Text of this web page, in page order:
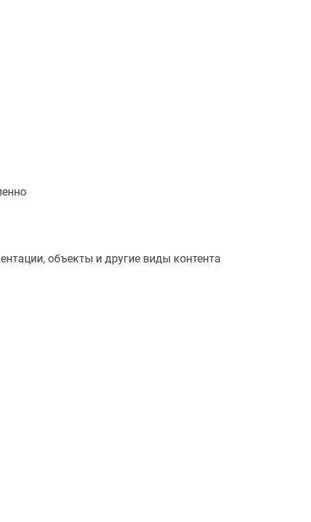
объекты и другие виды контента